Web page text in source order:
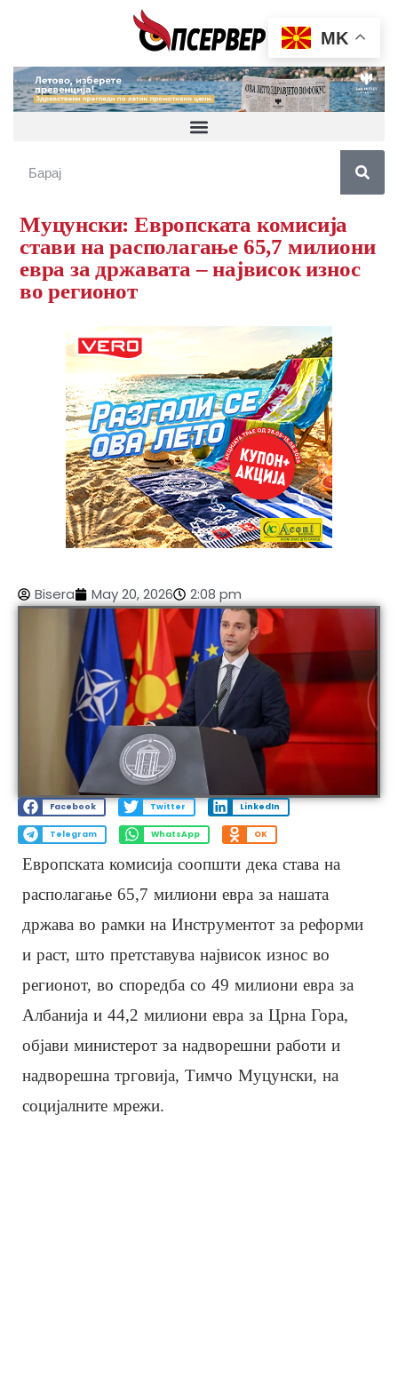
Муцунски: Европската комисија
стави на располагање 65,7 милиони
евра за државата – највисок износ
во регионот
Bisera May 20, 2026 2:08 pm
Facebook Twitter LinkedIn
Telegram WhatsApp OK
Европската комисија соопшти дека става на
располагање 65,7 милиони евра за нашата
држава во рамки на Инструментот за реформи
и раст, што претставува највисок износ во
регионот, во споредба со 49 милиони евра за
Албанија и 44,2 милиони евра за Црна Гора,
објави министерот за надворешни работи и
надворешна трговија, Тимчо Муцунски, на
социјалните мрежи.
MK